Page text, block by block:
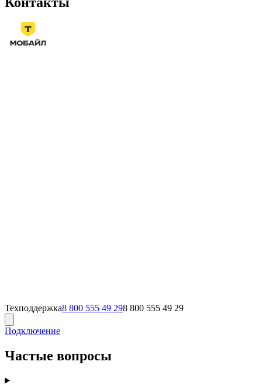
Техподдержка8 800 555 49 298 800 555 49 29
Подключение
Частые вопросы